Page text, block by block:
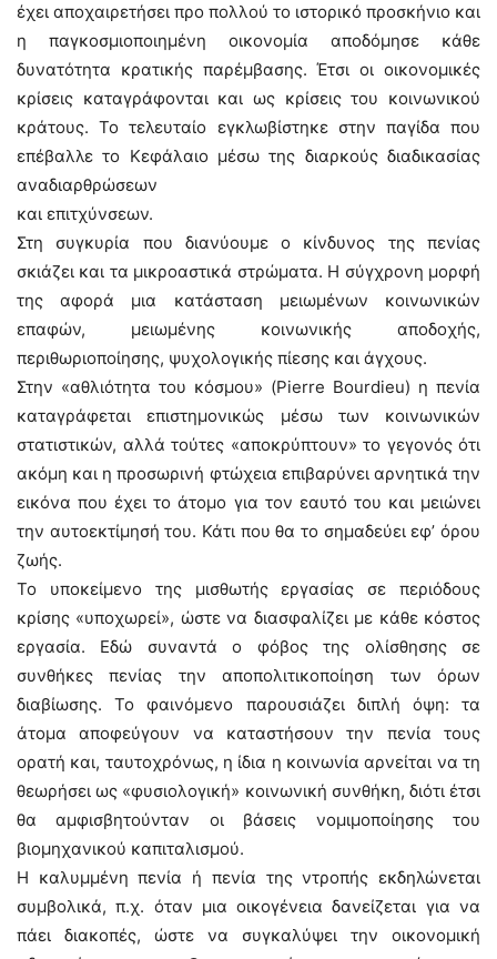
έχει αποχαιρετήσει προ πολλού το ιστορικό προσκήνιο και
η παγκοσμιοποιημένη οικονομία αποδόμησε κάθε
δυνατότητα κρατικής παρέμβασης. Έτσι οι οικονομικές
κρίσεις καταγράφονται και ως κρίσεις του κοινωνικού
κράτους. Το τελευταίο εγκλωβίστηκε στην παγίδα που
επέβαλλε το Κεφάλαιο μέσω της διαρκούς διαδικασίας
αναδιαρθρώσεων
και επιτχύνσεων.
Στη συγκυρία που διανύουμε ο κίνδυνος της πενίας
σκιάζει και τα μικροαστικά στρώματα. Η σύγχρονη μορφή
της αφορά μια κατάσταση μειωμένων κοινωνικών
επαφών, μειωμένης κοινωνικής αποδοχής,
περιθωριοποίησης, ψυχολογικής πίεσης και άγχους.
Στην «αθλιότητα του κόσμου» (Pierre Bourdieu) η πενία
καταγράφεται επιστημονικώς μέσω των κοινωνικών
στατιστικών, αλλά τούτες «αποκρύπτουν» το γεγονός ότι
ακόμη και η προσωρινή φτώχεια επιβαρύνει αρνητικά την
εικόνα που έχει το άτομο για τον εαυτό του και μειώνει
την αυτοεκτίμησή του. Κάτι που θα το σημαδεύει εφ’ όρου
ζωής.
Το υποκείμενο της μισθωτής εργασίας σε περιόδους
κρίσης «υποχωρεί», ώστε να διασφαλίζει με κάθε κόστος
εργασία. Εδώ συναντά ο φόβος της ολίσθησης σε
συνθήκες πενίας την αποπολιτικοποίηση των όρων
διαβίωσης. Το φαινόμενο παρουσιάζει διπλή όψη: τα
άτομα αποφεύγουν να καταστήσουν την πενία τους
ορατή και, ταυτοχρόνως, η ίδια η κοινωνία αρνείται να τη
θεωρήσει ως «φυσιολογική» κοινωνική συνθήκη, διότι έτσι
θα αμφισβητούνταν οι βάσεις νομιμοποίησης του
βιομηχανικού καπιταλισμού.
Η καλυμμένη πενία ή πενία της ντροπής εκδηλώνεται
συμβολικά, π.χ. όταν μια οικογένεια δανείζεται για να
πάει διακοπές, ώστε να συγκαλύψει την οικονομική